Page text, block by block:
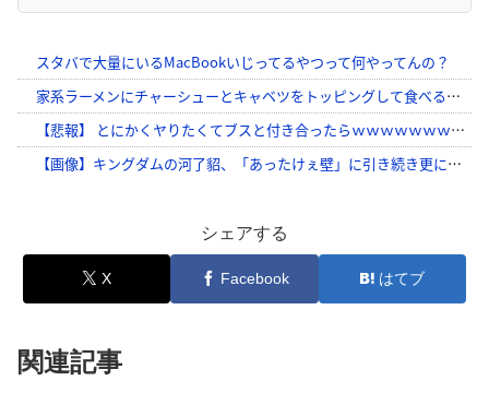
シェアする
X Facebook はてブ
関連記事